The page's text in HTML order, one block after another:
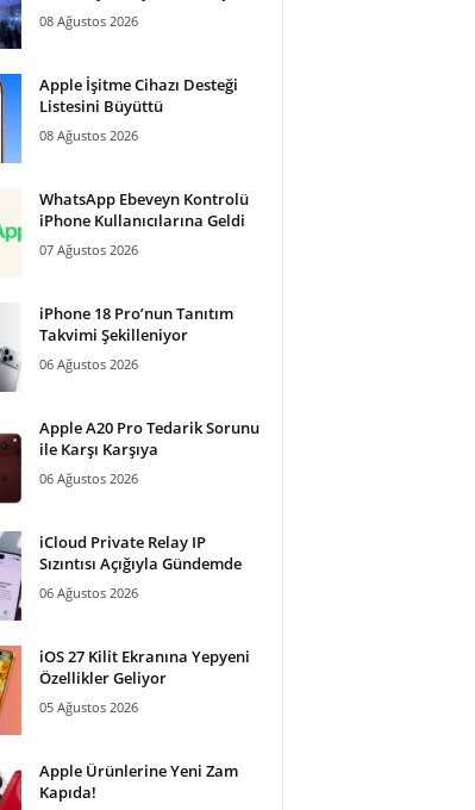
08 Ağustos 2026
Apple İşitme Cihazı Desteği
Listesini Büyüttü
08 Ağustos 2026
WhatsApp Ebeveyn Kontrolü
iPhone Kullanıcılarına Geldi
07 Ağustos 2026
iPhone 18 Pro’nun Tanıtım
Takvimi Şekilleniyor
06 Ağustos 2026
Apple A20 Pro Tedarik Sorunu
ile Karşı Karşıya
06 Ağustos 2026
iCloud Private Relay IP
Sızıntısı Açığıyla Gündemde
06 Ağustos 2026
iOS 27 Kilit Ekranına Yepyeni
Özellikler Geliyor
05 Ağustos 2026
Apple Ürünlerine Yeni Zam
Kapıda!